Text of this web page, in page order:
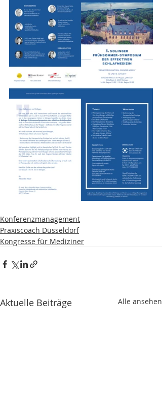
Konferenzmanagement
Praxiscoach Düsseldorf
Kongresse für Mediziner
Aktuelle Beiträge Alle ansehen